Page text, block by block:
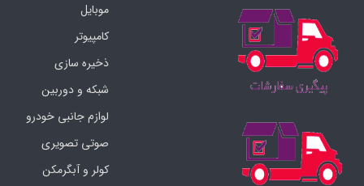
موبایل
کامپیوتر
ذخیره سازی
شبکه و دوربین
لوازم جانبی خودرو
صوتی تصویری
کولر و آبگرمکن